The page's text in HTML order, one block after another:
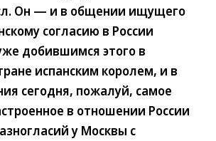
Он — и в общении ищущего
согласию в России
добившимся этого в
испанским королем, и в
сегодня, пожалуй, самое
в отношении России
у Москвы с